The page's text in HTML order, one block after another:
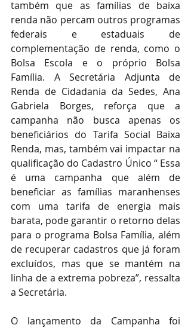
também que as famílias de baixa
renda não percam outros programas
federais e estaduais de
complementação de renda, como o
Bolsa Escola e o próprio Bolsa
Família. A Secretária Adjunta de
Renda de Cidadania da Sedes, Ana
Gabriela Borges, reforça que a
campanha não busca apenas os
beneficiários do Tarifa Social Baixa
Renda, mas, também vai impactar na
qualificação do Cadastro Único “ Essa
é uma campanha que além de
beneficiar as famílias maranhenses
com uma tarifa de energia mais
barata, pode garantir o retorno delas
para o programa Bolsa Família, além
de recuperar cadastros que já foram
excluídos, mas que se mantém na
linha de a extrema pobreza”, ressalta
a Secretária.
O lançamento da Campanha foi